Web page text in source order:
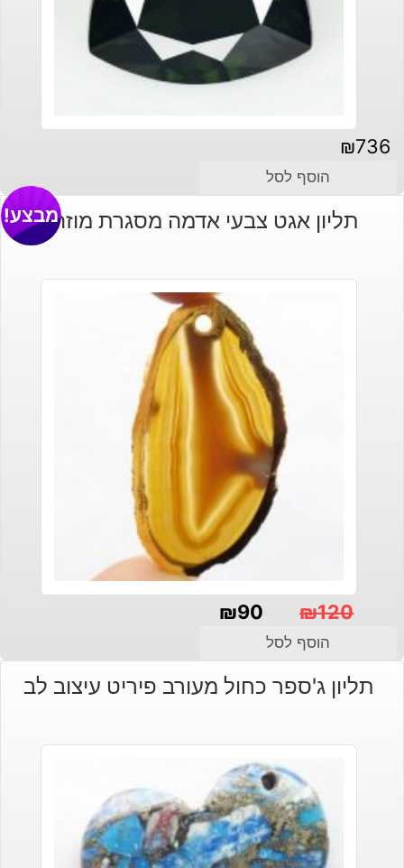
₪736
הוסף לסל
תליון אגט צבעי אדמה מסגרת מוזהבמבצע!
₪120
המקורי
היה:
₪90
הנוכחי
הוא:
הוסף לסל
תליון ג'ספר כחול מעורב פיריט עיצוב לב